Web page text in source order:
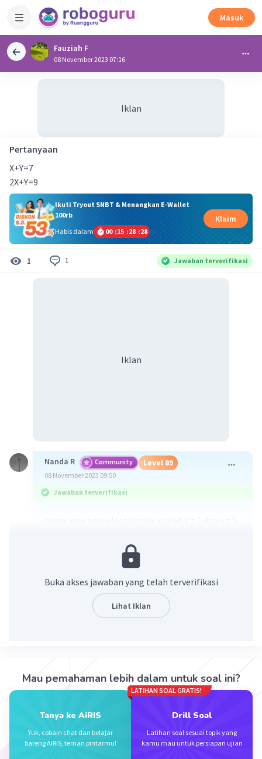
Masuk
Fauziah F
08 November 2023 07:16
Iklan
Pertanyaan
X+Y=7
2X+Y=9
Ikuti Tryout SNBT & Menangkan E-Wallet
100rb
Habis dalam
00 :15 :28 :28
Klaim
1 1 Jawaban terverifikasi
Iklan
Nanda R Community Level 89
08 November 2023 09:50
Jawaban terverifikasi
Buka akses jawaban yang telah terverifikasi
Lihat Iklan
Mau pemahaman lebih dalam untuk soal ini?
Tanya ke AiRIS
Yuk, cobain chat dan belajar
bareng AiRIS, teman pintarmu!
LATIHAN SOAL GRATIS!
Drill Soal
Latihan soal sesuai topik yang
kamu mau untuk persiapan ujian